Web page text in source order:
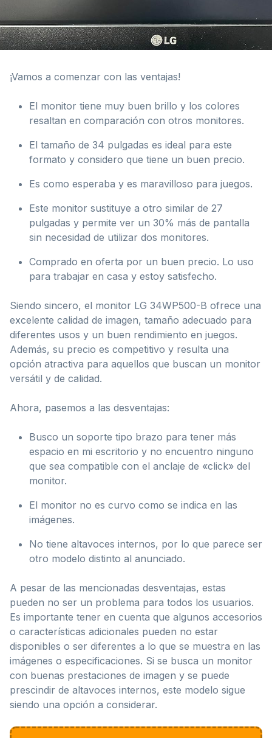
¡Vamos a comenzar con las ventajas!
El monitor tiene muy buen brillo y los colores
resaltan en comparación con otros monitores.
El tamaño de 34 pulgadas es ideal para este
formato y considero que tiene un buen precio.
Es como esperaba y es maravilloso para juegos.
Este monitor sustituye a otro similar de 27
pulgadas y permite ver un 30% más de pantalla
sin necesidad de utilizar dos monitores.
Comprado en oferta por un buen precio. Lo uso
para trabajar en casa y estoy satisfecho.
Siendo sincero, el monitor LG 34WP500-B ofrece una
excelente calidad de imagen, tamaño adecuado para
diferentes usos y un buen rendimiento en juegos.
Además, su precio es competitivo y resulta una
opción atractiva para aquellos que buscan un monitor
versátil y de calidad.
Ahora, pasemos a las desventajas:
Busco un soporte tipo brazo para tener más
espacio en mi escritorio y no encuentro ninguno
que sea compatible con el anclaje de «click» del
monitor.
El monitor no es curvo como se indica en las
imágenes.
No tiene altavoces internos, por lo que parece ser
otro modelo distinto al anunciado.
A pesar de las mencionadas desventajas, estas
pueden no ser un problema para todos los usuarios.
Es importante tener en cuenta que algunos accesorios
o características adicionales pueden no estar
disponibles o ser diferentes a lo que se muestra en las
imágenes o especificaciones. Si se busca un monitor
con buenas prestaciones de imagen y se puede
prescindir de altavoces internos, este modelo sigue
siendo una opción a considerar.